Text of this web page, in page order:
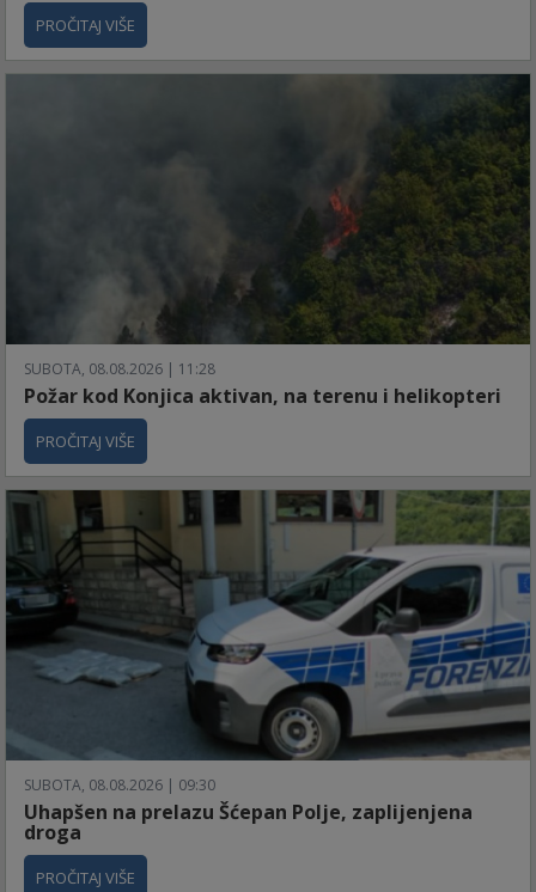
PROČITAJ VIŠE
SUBOTA, 08.08.2026 | 11:28
Požar kod Konjica aktivan, na terenu i helikopteri
PROČITAJ VIŠE
SUBOTA, 08.08.2026 | 09:30
Uhapšen na prelazu Šćepan Polje, zaplijenjena
droga
PROČITAJ VIŠE